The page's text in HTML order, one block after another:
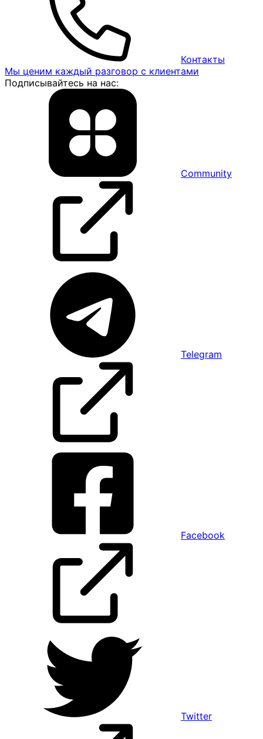
Контакты
Мы ценим каждый разговор с клиентами
Подписывайтесь на нас:
Community
Telegram
Facebook
Twitter